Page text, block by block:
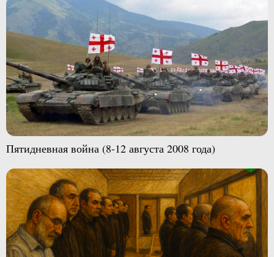
Пятидневная война (8-12 августа 2008 года)